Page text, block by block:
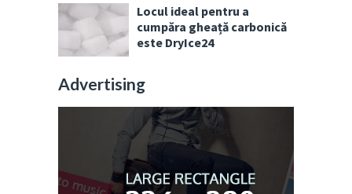
Locul ideal pentru a
cumpăra gheață carbonică
este DryIce24
Advertising